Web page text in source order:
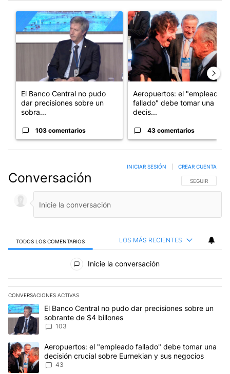
Un artículo de tendencia con el título "El Banco Central no
El Banco Central no pudo
dar precisiones sobre un
sobra...
103 comentarios
Un artículo de tendencia con
Aeropuertos: el "empleado
fallado" debe tomar una
decis...
43 comentarios
Conversación SIGA ESTA
SEGUIR
INICIAR SESIÓN CREAR CUENTA
TODOS LOS COMENTARIOS LOS MÁS RECIENTES
Todos los comentarios
Inicie la conversación
CONVERSACIONES ACTIVAS
Este listado muestra los artículos con más comentarios en los
Un artículo de tendencia con el título "El Banco Central no pudo
El Banco Central no pudo dar precisiones sobre un
sobrante de $4 billones
103
Un artículo de tendencia con el título "Aeropuertos: el
Aeropuertos: el "empleado fallado" debe tomar una
decisión crucial sobre Eurnekian y sus negocios
43